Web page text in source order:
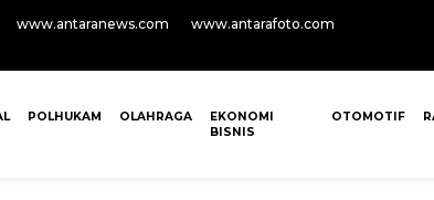
www.antaranews.com www.antarafoto.com
POLHUKAM OLAHRAGA
EKONOMI
BISNIS
OTOMOTIF